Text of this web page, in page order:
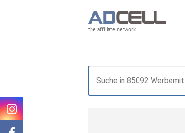
the affiliate network